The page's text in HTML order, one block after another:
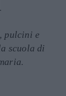
pulcini e
scuola di